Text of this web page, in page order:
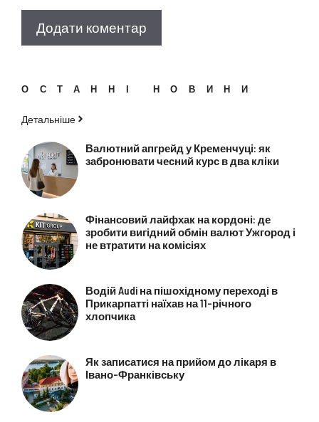
ОСТАННІ НОВИНИ
Детальніше
Валютний апгрейд у Кременчуці: як
забронювати чесний курс в два кліки
Фінансовий лайфхак на кордоні: де
зробити вигідний обмін валют Ужгород і
не втратити на комісіях
Водій Audi на пішохідному переході в
Прикарпатті наїхав на 11-річного
хлопчика
Як записатися на прийом до лікаря в
Івано-Франківську